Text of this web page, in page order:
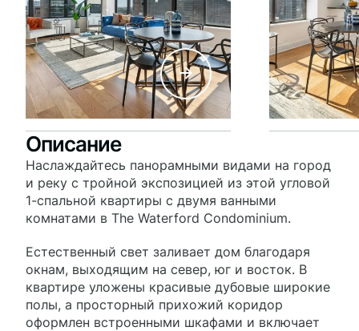
Описание
Наслаждайтесь панорамными видами на город
и реку с тройной экспозицией из этой угловой
1-спальной квартиры с двумя ванными
комнатами в The Waterford Condominium.
Естественный свет заливает дом благодаря
окнам, выходящим на север, юг и восток. В
квартире уложены красивые дубовые широкие
полы, а просторный прихожий коридор
оформлен встроенными шкафами и включает